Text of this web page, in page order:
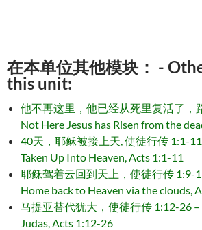
在本单位其他模块： -
this unit:
他不再这里，他已经从死里复活了，
Not Here Jesus has Risen from the
40天，耶稣被接上天, 使徒行传 1:1-11
Taken Up Into Heaven, Acts 1:1-11
耶稣驾着云回到天上，使徒行传 1:9-
Home back to Heaven via the clouds,
马提亚替代犹大，使徒行传 1:12-26
Judas, Acts 1:12-26